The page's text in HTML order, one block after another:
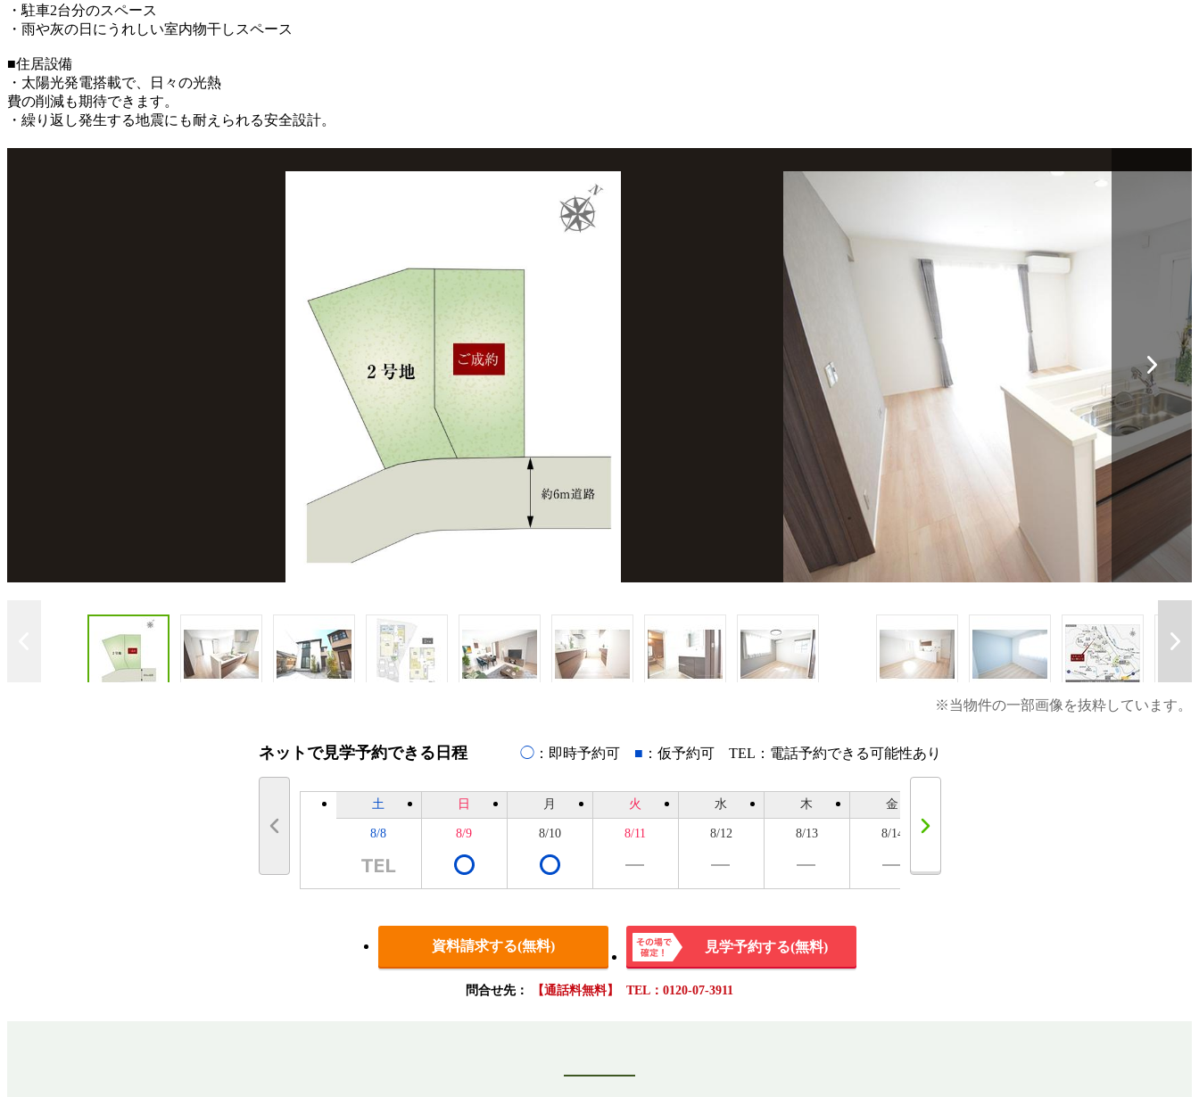
・駐車2台分のスペース
・雨や灰の日にうれしい室内物干しスペース
■住居設備
・太陽光発電搭載で、日々の光熱
費の削減も期待できます。
・繰り返し発生する地震にも耐えられる安全設計。
※当物件の一部画像を抜粋しています。
ネットで見学予約できる日程 ◯：即時予約可 ■ ：仮予約可 TEL：電話予約できる可能性あり
土
8/8
日
8/9
月
8/10
火
8/11
水
8/12
木
8/13
金
8/14
資料請求する(無料)
その場
で確
見学予約する(無料)
問合せ先： 【通話料無料】 TEL：0120-07-3911